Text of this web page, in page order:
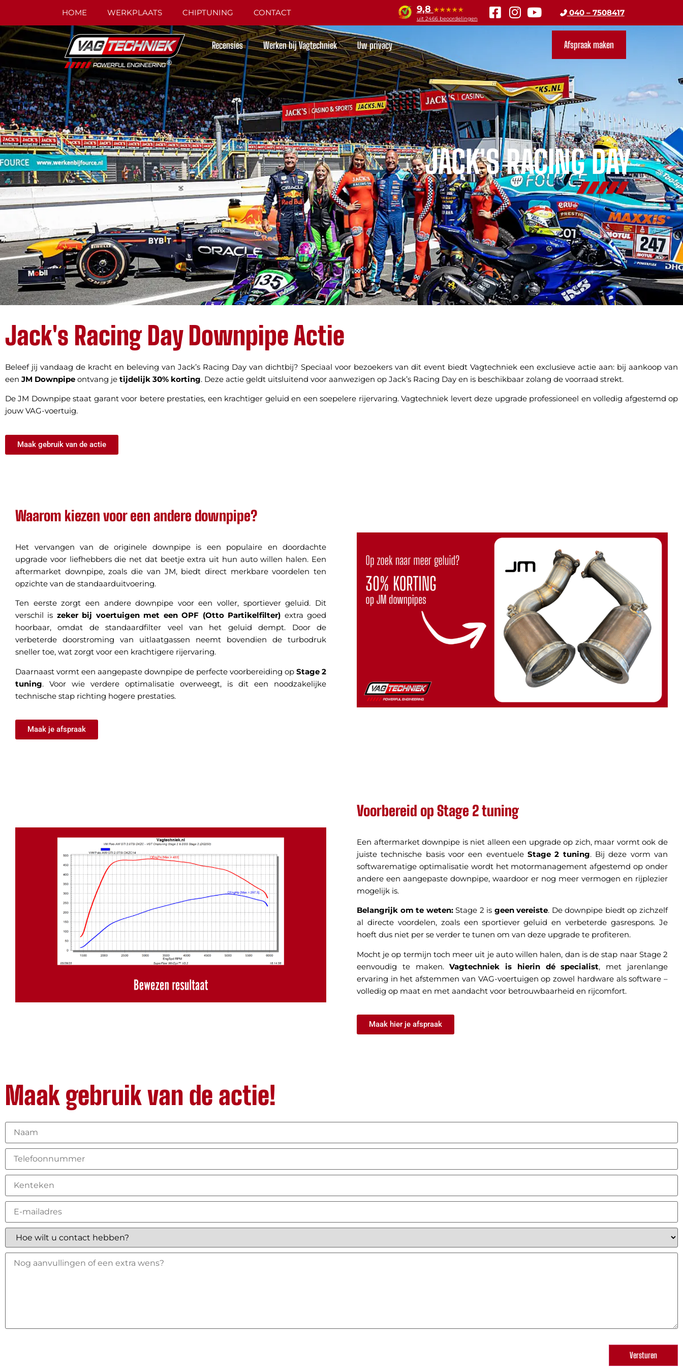
HOME WERKPLAATS CHIPTUNING CONTACT 9,8
uit 2466 beoordelingen
040 – 7508417
Recensies Werken bij Vagtechniek Uw privacy Afspraak maken
JACK'S RACING DAY
Jack's Racing Day Downpipe Actie
Beleef jij vandaag de kracht en beleving van Jack’s Racing Day van dichtbij? Speciaal voor bezoekers van dit event biedt Vagtechniek een exclusieve actie aan: bij aankoop van
een JM Downpipe ontvang je tijdelijk 30% korting. Deze actie geldt uitsluitend voor aanwezigen op Jack’s Racing Day en is beschikbaar zolang de voorraad strekt.
De JM Downpipe staat garant voor betere prestaties, een krachtiger geluid en een soepelere rijervaring. Vagtechniek levert deze upgrade professioneel en volledig afgestemd op
jouw VAG-voertuig.
Maak gebruik van de actie
Waarom kiezen voor een andere downpipe?
Het vervangen van de originele downpipe is een populaire en doordachte
upgrade voor liefhebbers die net dat beetje extra uit hun auto willen halen. Een
aftermarket downpipe, zoals die van JM, biedt direct merkbare voordelen ten
opzichte van de standaarduitvoering.
Ten eerste zorgt een andere downpipe voor een voller, sportiever geluid. Dit
verschil is zeker bij voertuigen met een OPF (Otto Partikelfilter) extra goed
hoorbaar, omdat de standaardfilter veel van het geluid dempt. Door de
verbeterde doorstroming van uitlaatgassen neemt bovendien de turbodruk
sneller toe, wat zorgt voor een krachtigere rijervaring.
Daarnaast vormt een aangepaste downpipe de perfecte voorbereiding op Stage 2
tuning. Voor wie verdere optimalisatie overweegt, is dit een noodzakelijke
technische stap richting hogere prestaties.
Maak je afspraak
Voorbereid op Stage 2 tuning
Een aftermarket downpipe is niet alleen een upgrade op zich, maar vormt ook de
juiste technische basis voor een eventuele Stage 2 tuning. Bij deze vorm van
softwarematige optimalisatie wordt het motormanagement afgestemd op onder
andere een aangepaste downpipe, waardoor er nog meer vermogen en rijplezier
mogelijk is.
Belangrijk om te weten:Stage 2 is geen vereiste. De downpipe biedt op zichzelf
al directe voordelen, zoals een sportiever geluid en verbeterde gasrespons. Je
hoeft dus niet per se verder te tunen om van deze upgrade te profiteren.
Mocht je op termijn toch meer uit je auto willen halen, dan is de stap naar Stage 2
eenvoudig te maken.Vagtechniek is hierin dé specialist, met jarenlange
ervaring in het afstemmen van VAG-voertuigen op zowel hardware als software –
volledig op maat en met aandacht voor betrouwbaarheid en rijcomfort.
Maak hier je afspraak
Maak gebruik van de actie!